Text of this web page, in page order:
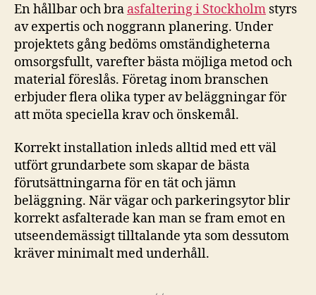
En hållbar och bra asfaltering i Stockholm styrs
av expertis och noggrann planering. Under
projektets gång bedöms omständigheterna
omsorgsfullt, varefter bästa möjliga metod och
material föreslås. Företag inom branschen
erbjuder flera olika typer av beläggningar för
att möta speciella krav och önskemål.
Korrekt installation inleds alltid med ett väl
utfört grundarbete som skapar de bästa
förutsättningarna för en tät och jämn
beläggning. När vägar och parkeringsytor blir
korrekt asfalterade kan man se fram emot en
utseendemässigt tilltalande yta som dessutom
kräver minimalt med underhåll.